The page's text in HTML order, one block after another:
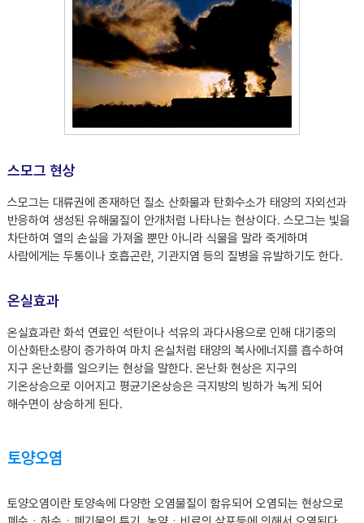
스모그 현상
스모그는 대류권에 존재하던 질소 산화물과 탄화수소가 태양의 자외선과
반응하여 생성된 유해물질이 안개처럼 나타나는 현상이다. 스모그는 빛을
차단하여 열의 손실을 가져올 뿐만 아니라 식물을 말라 죽게하며
사람에게는 두통이나 호흡곤란, 기관지염 등의 질병을 유발하기도 한다.
온실효과
온실효과란 화석 연료인 석탄이나 석유의 과다사용으로 인해 대기중의
이산화탄소량이 증가하여 마치 온실처럼 태양의 복사에너지를 흡수하여
지구 온난화를 일으키는 현상을 말한다. 온난화 현상은 지구의
기온상승으로 이어지고 평균기온상승은 극지방의 빙하가 녹게 되어
해수면이 상승하게 된다.
토양오염
토양오염이란 토양속에 다양한 오염물질이 함유되어 오염되는 현상으로